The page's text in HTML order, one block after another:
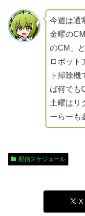
今週は通
金曜の
のCM」
ロボット
ト掃除
ば何でも
土曜はリ
ーらーも
配信スケジュール
X